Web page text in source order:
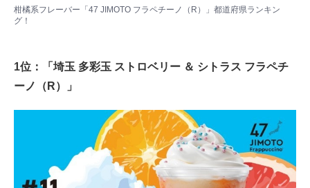
柑橘系フレーバー「47 JIMOTO フラペチーノ（R）」都道府県ランキン
グ！
1位：「埼玉 多彩玉 ストロベリー ＆ シトラス フラペチ
ーノ（R）」